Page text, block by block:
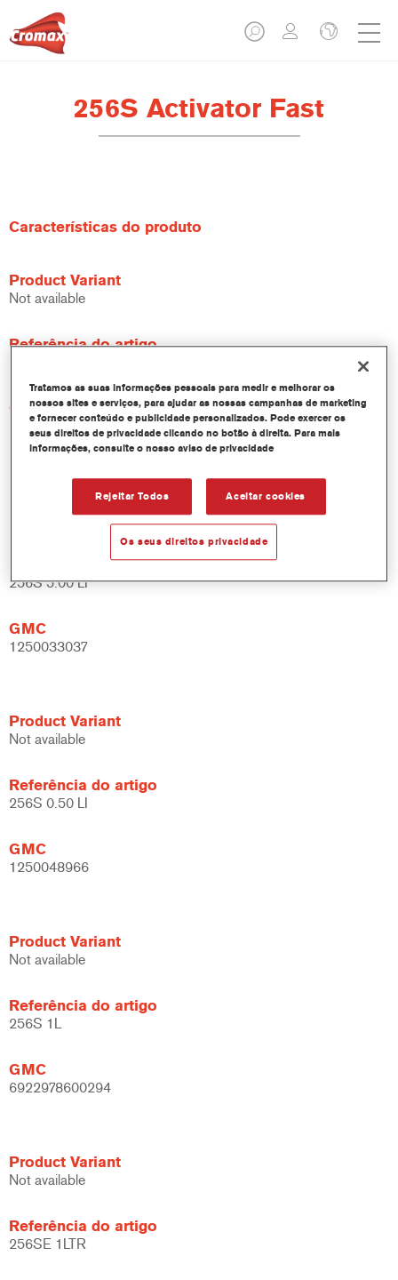
256S Activator Fast
Características do produto
Product Variant
Not available
Referência do artigo
GMC
1250033036
Product Variant
Not available
Referência do artigo
256S 5.00 LI
GMC
1250033037
Product Variant
Not available
Referência do artigo
256S 0.50 LI
GMC
1250048966
Product Variant
Not available
Referência do artigo
256S 1L
GMC
6922978600294
Product Variant
Not available
Referência do artigo
256SE 1LTR
Tratamos as suas informações pessoais para medir e melhorar os
nossos sites e serviços, para ajudar as nossas campanhas de marketing
e fornecer conteúdo e publicidade personalizados. Pode exercer os
seus direitos de privacidade clicando no botão à direita. Para mais
informações, consulte o nosso aviso de privacidade
Rejeitar Todos Aceitar cookies
Os seus direitos privacidade